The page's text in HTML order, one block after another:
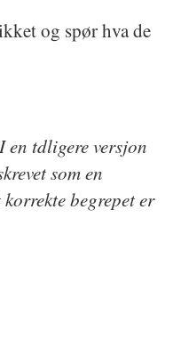
og spør hva de
tdligere versjon
som en
begrepet er